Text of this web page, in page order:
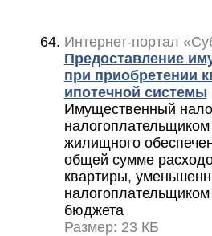
Интернет-портал
Предоставление
при приобретении
ипотечной системы
Имущественный
жилищного
общей сумме
квартиры,
бюджета
Размер: 23 КБ